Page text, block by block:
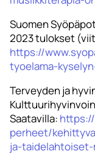
Suomen
2023 tulokset
https://
tyoelama-
Terveyden ja
Saatavilla:
perheet/
ja-